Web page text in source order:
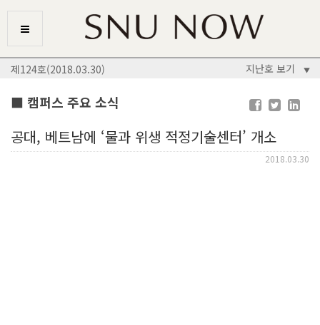
제124호(2018.03.30) 지난호 보기 ▼
■ 캠퍼스 주요 소식
공대, 베트남에 ‘물과 위생 적정기술센터’ 개소
2018.03.30